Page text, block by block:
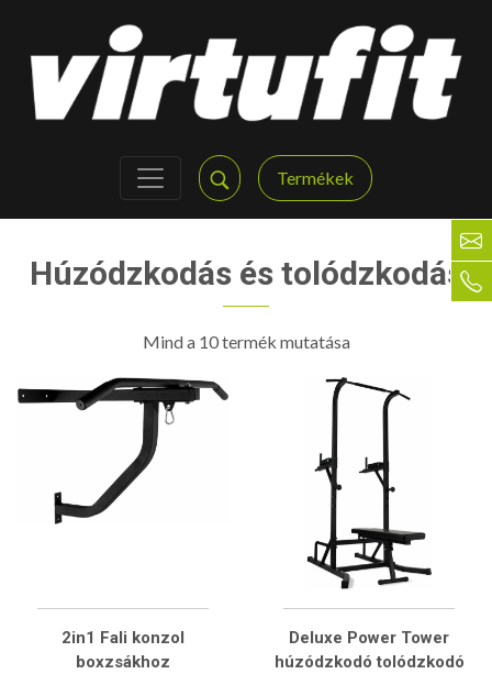
Termékek
Húzódzkodás és tolódzkodás
Mind a 10 termék mutatása
2in1 Fali konzol
boxzsákhoz
Deluxe Power Tower
húzódzkodó tolódzkodó